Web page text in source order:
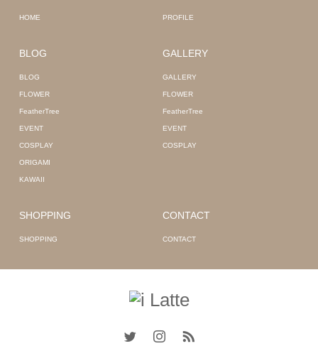
HOME PROFILE
BLOG
BLOG
FLOWER
FeatherTree
EVENT
COSPLAY
ORIGAMI
KAWAII
GALLERY
GALLERY
FLOWER
FeatherTree
EVENT
COSPLAY
SHOPPING
SHOPPING
CONTACT
CONTACT